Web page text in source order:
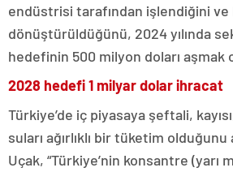
endüstrisi tarafından işlendiğini
dönüştürüldüğünü, 2024 yılında
hedefinin 500 milyon doları aşmak
2028 hedefi 1 milyar dolar ihracat
Türkiye’de iç piyasaya şeftali,
suları ağırlıklı bir tüketim
Uçak, “Türkiye’nin konsantre (yarı